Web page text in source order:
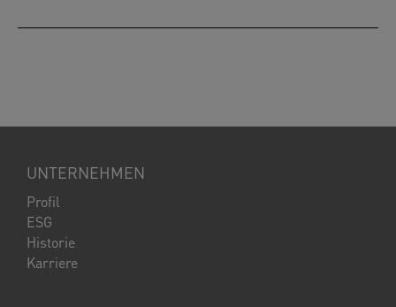
UNTERNEHMEN
Profil
ESG
Historie
Karriere